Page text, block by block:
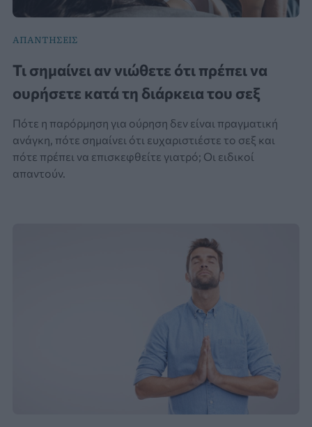
ΑΠΑΝΤΗΣΕΙΣ
Τι σημαίνει αν νιώθετε ότι πρέπει να
ουρήσετε κατά τη διάρκεια του σεξ
Πότε η παρόρμηση για ούρηση δεν είναι πραγματική
ανάγκη, πότε σημαίνει ότι ευχαριστιέστε το σεξ και
πότε πρέπει να επισκεφθείτε γιατρό; Οι ειδικοί
απαντούν.